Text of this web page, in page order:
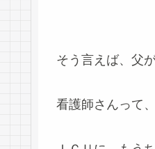
そう言えば、父
看護師さんって